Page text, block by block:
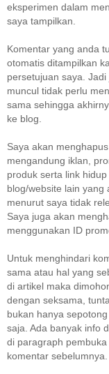
eksperimen dalam
saya tampilkan.
Komentar yang anda
otomatis ditampilkan
persetujuan saya.
muncul tidak perlu
sama sehingga
ke blog.
Saya akan
mengandung iklan,
produk serta link
blog/website lain yang
menurut saya tidak
Saya juga akan
menggunakan ID
Untuk menghindari
sama atau hal yang
di artikel maka
dengan seksama,
bukan hanya
saja. Ada banyak info
di paragraph
komentar sebelumnya.